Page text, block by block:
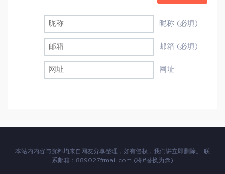
昵称 (必填)
邮箱 (必填)
网址
本站内内容与资料均来自网友分享整理，如有侵权，我们讲立即删除。 联
系邮箱：889027#mail.com (将#替换为@)